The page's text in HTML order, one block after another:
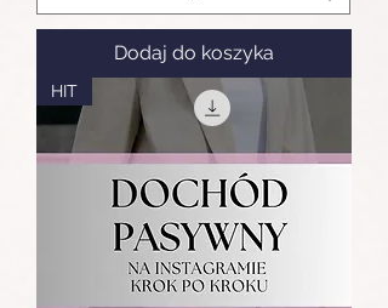
Dodaj do koszyka
HIT